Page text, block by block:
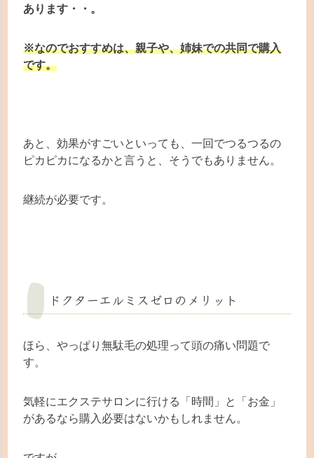
あります・・。
※なのでおすすめは、親子や、姉妹での共同で購入
です。
あと、効果がすごいといっても、一回でつるつるの
ピカピカになるかと言うと、そうでもありません。
継続が必要です。
ドクターエルミスゼロのメリット
ほら、やっぱり無駄毛の処理って頭の痛い問題で
す。
気軽にエクステサロンに行ける「時間」と「お金」
があるなら購入必要はないかもしれません。